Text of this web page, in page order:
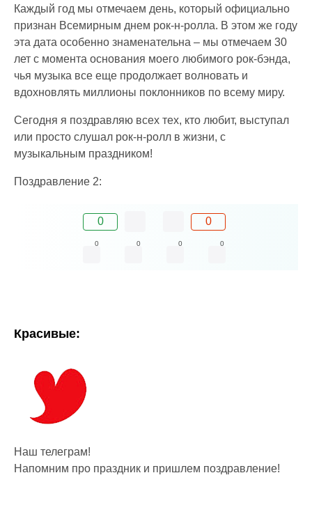
Каждый год мы отмечаем день, который официально
признан Всемирным днем рок-н-ролла. В этом же году
эта дата особенно знаменательна – мы отмечаем 30
лет с момента основания моего любимого рок-бэнда,
чья музыка все еще продолжает волновать и
вдохновлять миллионы поклонников по всему миру.
Сегодня я поздравляю всех тех, кто любит, выступал
или просто слушал рок-н-ролл в жизни, с
музыкальным праздником!
Поздравление 2:
0 0
0 0 0 0
Красивые:
Наш телеграм!
Напомним про праздник и пришлем поздравление!